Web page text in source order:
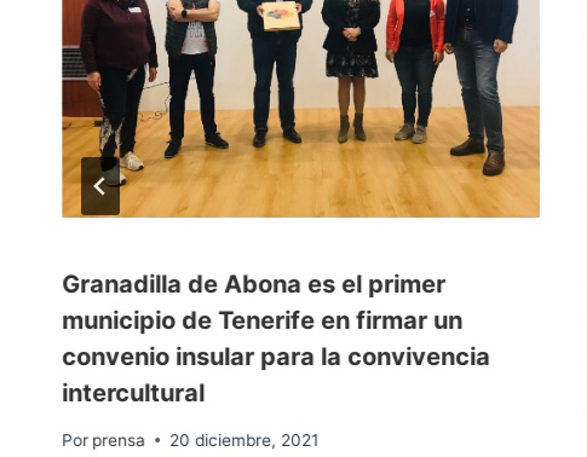
Granadilla de Abona es el primer
municipio de Tenerife en firmar un
convenio insular para la convivencia
intercultural
Por prensa 20 diciembre, 2021